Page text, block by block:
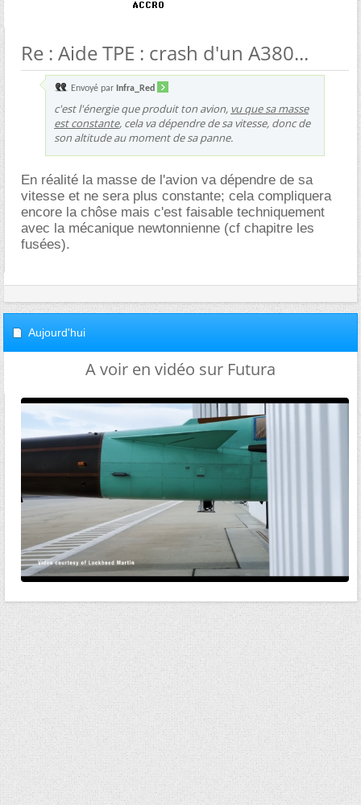
Re : Aide TPE : crash d'un A380...
Envoyé par Infra_Red
c'est l'énergie que produit ton avion, vu que sa masse
est constante, cela va dépendre de sa vitesse, donc de
son altitude au moment de sa panne.
En réalité la masse de l'avion va dépendre de sa
vitesse et ne sera plus constante; cela compliquera
encore la chôse mais c'est faisable techniquement
avec la mécanique newtonnienne (cf chapitre les
fusées).
Aujourd'hui
A voir en vidéo sur Futura